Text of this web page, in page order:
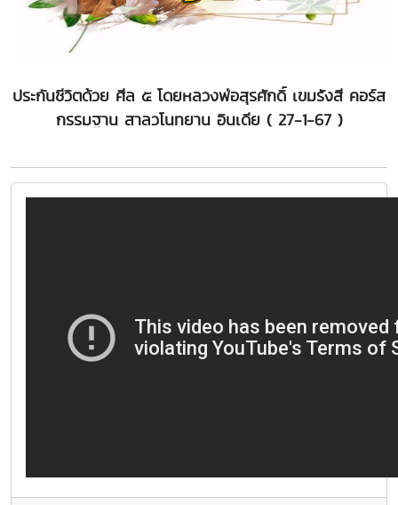
ประกันชีวิตด้วย ศีล ๕ โดยหลวงพ่อสุรศักดิ์ เขมรังสี คอร์ส
กรรมฐาน สาลวโนทยาน อินเดีย ( 27-1-67 )